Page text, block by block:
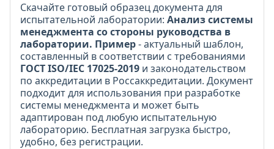
Скачайте готовый образец документа для
испытательной лаборатории: Анализ системы
менеджмента со стороны руководства в
лаборатории. Пример- актуальный шаблон,
составленный в соответствии с требованиями
ГОСТ ISO/IEC 17025-2019 и законодательством
по аккредитации в Россаккредитации. Документ
подходит для использования при разработке
системы менеджмента и может быть
адаптирован под любую испытательную
лабораторию. Бесплатная загрузка быстро,
удобно, без регистрации.